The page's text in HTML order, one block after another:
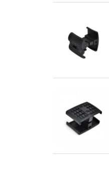
Anteprima
Anteprima
Anteprima